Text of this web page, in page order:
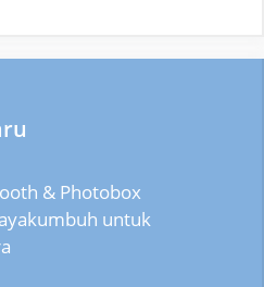
& Photobox
untuk